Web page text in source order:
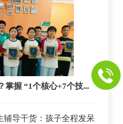
掌握 “1个核心+7个技...
辅导干货：孩子全程发呆